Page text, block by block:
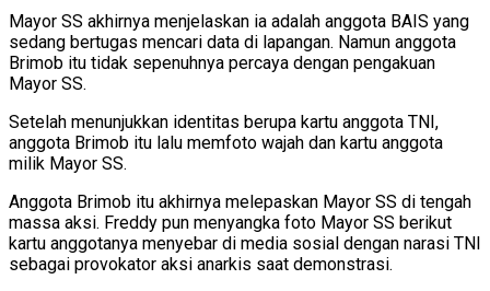
Mayor SS akhirnya menjelaskan ia adalah anggota BAIS yang
sedang bertugas mencari data di lapangan. Namun anggota
Brimob itu tidak sepenuhnya percaya dengan pengakuan
Mayor SS.
Setelah menunjukkan identitas berupa kartu anggota TNI,
anggota Brimob itu lalu memfoto wajah dan kartu anggota
milik Mayor SS.
Anggota Brimob itu akhirnya melepaskan Mayor SS di tengah
massa aksi. Freddy pun menyangka foto Mayor SS berikut
kartu anggotanya menyebar di media sosial dengan narasi TNI
sebagai provokator aksi anarkis saat demonstrasi.